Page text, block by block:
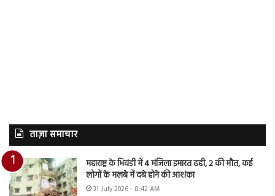
ताज़ा समाचार
महाराष्ट्र के भिवंडी में 4 मंजिला इमारत ढही, 2 की मौत, कई
लोगों के मलबे में दबे होने की आशंका
31 July 2026 - 8:42 AM